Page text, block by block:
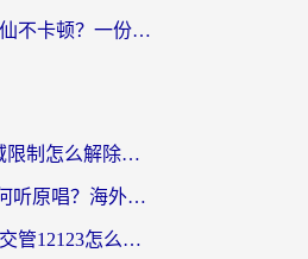
欧洲怎么玩新诛仙不卡顿？一份给海外游子的国服游戏畅玩指南
优酷手机app地域限制怎么解除？海外党亲测有效的追剧方案
全民K歌国外如何听原唱？海外党亲测有效的回国加速器选择指南
在海外如果使用交管12123怎么处理？留学生亲测有效的回国加速方案